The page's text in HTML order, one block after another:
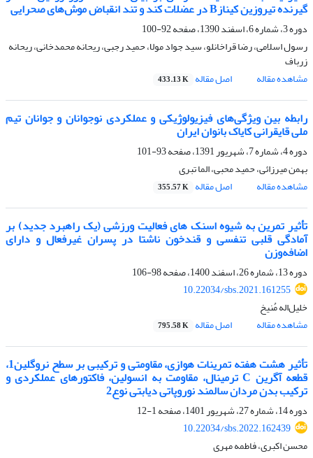
گیرنده تیروزین کینازB در عضلات کند و تند انقباض موش‌های صحرایی
دوره 3، شماره 6، اسفند 1390، صفحه
92-100
رسول اسلامی، رضا قراخانلو، سید جواد مولا، حمید رجبی، ریحانه محمدخانی، ریحانه
زرباف
مشاهده مقاله
اصل مقاله 433.13 K
رابطه بین ویژگی‌های فیزیولوژیکی و عملکردی نوجوانان و جوانان تیم
ملی قایقرانی کایاک بانوان ایران
دوره 4، شماره 7، شهریور 1391، صفحه
93-101
بهمن میرزائی، حمید محبی، الما تبری
مشاهده مقاله
اصل مقاله 355.57 K
تأثیر تمرین به شیوه اسنک های فعالیت ورزشی (یک راهبرد جدید) بر
آمادگی قلبی تنفسی و قندخون ناشتا در پسران غیرفعال و دارای
اضافه‌وزن
دوره 13، شماره 26، اسفند 1400، صفحه
98-106
10.22034/sbs.2021.161255
خلیل‌اله مُنیخ
مشاهده مقاله
اصل مقاله 795.58 K
تأثیر هشت هفته تمرینات هوازی، مقاومتی و ترکیبی بر سطح نروگلین1،
قطعه آگرین C ترمینال، مقاومت به انسولین، فاکتورهای عملکردی و
ترکیب بدن مردان سالمند نوروپاتی دیابتی نوع2
دوره 14، شماره 27، شهریور 1401، صفحه
1-12
10.22034/sbs.2022.162439
محسن اکبری، فاطمه مهری